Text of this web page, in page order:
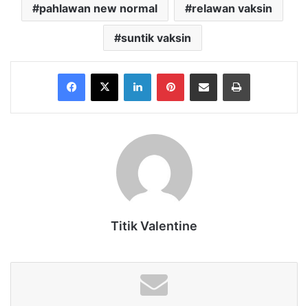
pahlawan new normal relawan vaksin
suntik vaksin
Facebook
X LinkedInPinterestShare via Email Print
Titik Valentine